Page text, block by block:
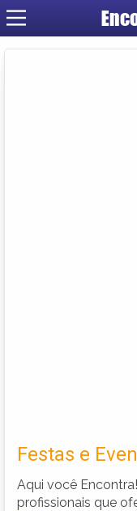
Festas e
Aqui você
profissionais que